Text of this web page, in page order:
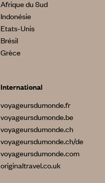
Afrique du Sud
Indonésie
Etats-Unis
Brésil
Grèce
International
voyageursdumonde.fr
voyageursdumonde.be
voyageursdumonde.ch
voyageursdumonde.ch/de
voyageursdumonde.com
originaltravel.co.uk